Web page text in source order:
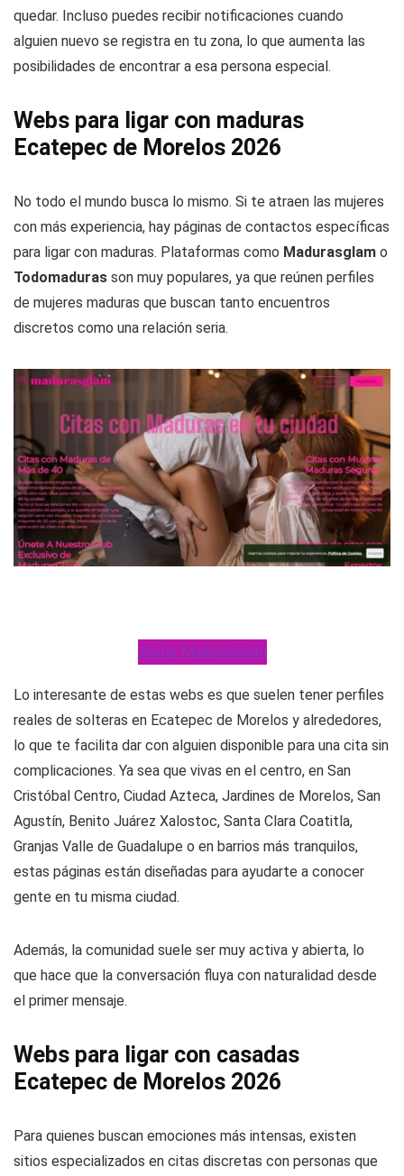
quedar. Incluso puedes recibir notificaciones cuando
alguien nuevo se registra en tu zona, lo que aumenta las
posibilidades de encontrar a esa persona especial.
Webs para ligar con maduras
Ecatepec de Morelos 2026
No todo el mundo busca lo mismo. Si te atraen las mujeres
con más experiencia, hay páginas de contactos específicas
para ligar con maduras. Plataformas como Madurasglam o
Todomaduras son muy populares, ya que reúnen perfiles
de mujeres maduras que buscan tanto encuentros
discretos como una relación seria.
Visitar MadurasGlam
Lo interesante de estas webs es que suelen tener perfiles
reales de solteras en Ecatepec de Morelos y alrededores,
lo que te facilita dar con alguien disponible para una cita sin
complicaciones. Ya sea que vivas en el centro, en San
Cristóbal Centro, Ciudad Azteca, Jardines de Morelos, San
Agustín, Benito Juárez Xalostoc, Santa Clara Coatitla,
Granjas Valle de Guadalupe o en barrios más tranquilos,
estas páginas están diseñadas para ayudarte a conocer
gente en tu misma ciudad.
Además, la comunidad suele ser muy activa y abierta, lo
que hace que la conversación fluya con naturalidad desde
el primer mensaje.
Webs para ligar con casadas
Ecatepec de Morelos 2026
Para quienes buscan emociones más intensas, existen
sitios especializados en citas discretas con personas que